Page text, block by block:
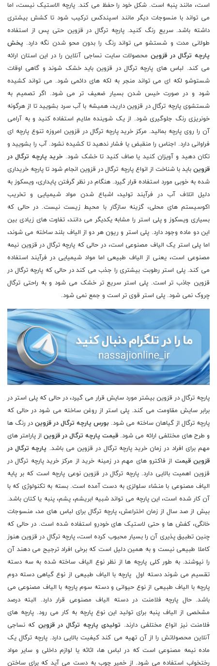
است، مانند پنبه است. شکل خود را حفظ می کند. پارچه الاستیک نیست، اما
می تواند با منسوجات دیگر مانند اسپندکس ترکیب شود تا کشش بیشتری
داشته باشد. سریع رنگ کنید. پارچه ترگال در قزوین حتی پس از استفاده
طولانی مدت و شستشو می تواند رنگ را بدون محو شدن نگه دارد. پخش
پارچه ترگال در قزوین محصولات سایت نساجی آنلاین را در این استان ارائه
می کند. لباس‌ های پارچه ترگال در قزوین باید خشک شوند و گاهی اوقات
شستوشو لکه ‌ای می‌ تواند منجر به لکه ‌های دائمی شود. می تواند کشیده
شود و در صورت خیس شدن بسیار ضعیف تر می شود. اگر تصمیم به
شستشوی پارچه ترگال در قزوین دارید، همیشه با آب سرد بشویید تا از هرگونه
خونریزی رنگ جلوگیری شود. از یک شوینده ملایم استفاده کنید و به آرامی
آن را روی پارچه بمالید. مرکز خرید پارچه ترگال در قزوین امروزه تنوع پارچه ای
فراوانی دارد. اجناس را منقبض یا فشار ندهید تا کشیده نشود. آب را بشویید و
تکان دهید و آویزان کنید یا صاف کنید تا خشک شود. خرید پارچه ترگال در
قزوین باید با شناخت از انواع پارچه ترگال در قزوین انجام شود تا پارچه خریداری
شده به خوبی مورد استفاده قرار گیرد. هنگام در نظر گرفتن پایداری، ویسکوز به
دلیل اتلاف آب در فرآیند تولید، اشباع شدن مواد شیمیایی و تخریب
اکوسیستم‌ های محلی، گزینه سازگار با محیط ‌زیست نیست. در حالی که
بسیاری ویسکوز و پلی استر را مشابه یکدیگر می دانند، تفاوت های زیادی بین
این دو ماده وجود دارد. پلی استر و ریون هر دو از الیاف بلند ساخته می شوند،
اما پلی استر یک الیاف مصنوعی است، در حالی که پارچه ترگال در قزوین نیمه
مصنوعی است، یعنی از الیاف طبیعی اما مواد شیمیایی در فرآیند استفاده
می کند. پلی استر رطوبت بیشتری را جذب می کند در حالی که پارچه ترگال در
قزوین جاذب تر است. پلی استر سریع تر خشک می شود و به راحتی ترگال
چروک نمی شود. پلی استر قوی تر است و جمع نمی شود.
پارچه ترگال در قزوین بیشتر مورد سایش قرار می گیرد، در حالی که پلی استر در
برابر سایش مقاومت می کند. پلی استر از روغن ساخته می شود در حالی که
پارچه ترگال از گیاهان ساخته می شود. بورس پارچه ترگال در قزوین در رنگ ها
و طرح های مختلفی ارائه می شود. قیمت پارچه ترگال در قزوین از پارامتر های
مهم برای افراد در زمان خرید پارچه ترگال در قزوین می باشد. پارچه ترگال در
قزوین قیمت از فاکترو های مهم در زمینه خرید از مرکز خرید پارچه ترگال در
قزوین اهمیت بالایی دارد. پارچه ترگال در قزوین نوعی پارچه است که بر پایه
الیاف مصنوعی با منشاء سلولزی به دست آمده است. بسته به تکنولوژی که با
آن کار شده است، این پارچه می تواند شبیه ابریشم، پشم، پنبه یا کتان باشد.
بیش از صد سال از زمان اختراعش، پارچه ترگال برای لباس‌ های مد، منسوجات
خانگی، کفش ‌ها و حتی لاستیک‌ های خودرو استفاده شده است. در حالی که
چنین تطبیق پذیری آن را بسیار محبوب کرده است، پارچه ترگال در قزوین هنوز
کاملا طبیعی نیست و به همین دلیل است که برخی افراد ترجیح می دهند آن
را نپوشند. به طور کلی پارچه ها از نظر نوع الیاف ساخته شده به سه دسته
تقسیم می شوند دسته اول پارچه با الیاف طبیعی از نوع گیاهی دسته دوم
پارچه با الیاف طبیعی از نوع حیوانی و دسته سوم پارچه با الیاف مصنوعی می
باشد. حال پارچه فلامنت در دسته الیاف مصنوعی قرار دارد. البته درصد
مشخصی از الیاف پنبه برای تولید این نوع پارچه به کار می رود. پارچه های
فلامنت نیز انواع مختلفی دارند. تولیدی پارچه ترگال در قزوین که نساجی
آنلاین محصولاتش را از آن تهیه می کند کیفیت بالایی دارد. پارچه ترگال یک
ماده نیمه مصنوعی است که در لباس ها، اثاثه یا لوازم داخلی و سایر مواد
رختخواب استفاده می شود. از خمیر چوب به دست می‌ آید که برای ساختن